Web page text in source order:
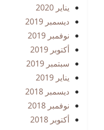
يناير 2020
ديسمبر 2019
نوفمبر 2019
أكتوبر 2019
سبتمبر 2019
يناير 2019
ديسمبر 2018
نوفمبر 2018
أكتوبر 2018